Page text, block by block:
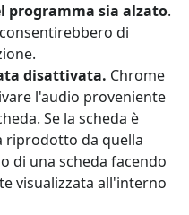
programma sia alzato.
di
disattivata. Chrome
l'audio proveniente
Se la scheda è
riprodotto da quella
di una scheda facendo
visualizzata all'interno